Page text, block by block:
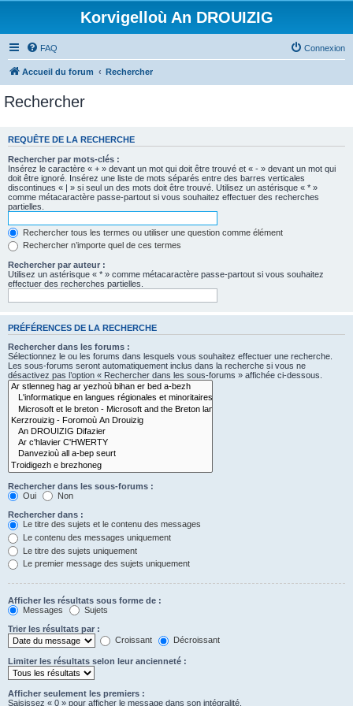
Korvigelloù An DROUIZIG
FAQ Connexion
Accueil du forum Rechercher
Rechercher
REQUÊTE DE LA RECHERCHE
Rechercher par mots-clés :
Insérez le caractère « + » devant un mot qui doit être trouvé et « - » devant un mot qui
doit être ignoré. Insérez une liste de mots séparés entre des barres verticales
discontinues « | » si seul un des mots doit être trouvé. Utilisez un astérisque « * »
comme métacaractère passe-partout si vous souhaitez effectuer des recherches
partielles.
Rechercher tous les termes ou utiliser une question comme élément
Rechercher n’importe quel de ces termes
Rechercher par auteur :
Utilisez un astérisque « * » comme métacaractère passe-partout si vous souhaitez
effectuer des recherches partielles.
PRÉFÉRENCES DE LA RECHERCHE
Rechercher dans les forums :
Sélectionnez le ou les forums dans lesquels vous souhaitez effectuer une recherche.
Les sous-forums seront automatiquement inclus dans la recherche si vous ne
désactivez pas l’option « Rechercher dans les sous-forums » affichée ci-dessous.
Rechercher dans les sous-forums :
Oui
Non
Rechercher dans :
Le titre des sujets et le contenu des messages
Le contenu des messages uniquement
Le titre des sujets uniquement
Le premier message des sujets uniquement
Afficher les résultats sous forme de :
Messages
Sujets
Trier les résultats par :
Croissant
Décroissant
Limiter les résultats selon leur ancienneté :
Afficher seulement les premiers :
Saisissez « 0 » pour afficher le message dans son intégralité.